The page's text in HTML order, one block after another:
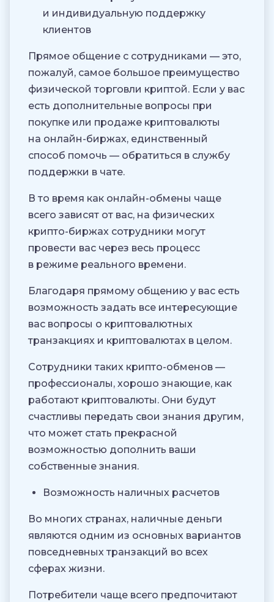
и индивидуальную поддержку
клиентов
Прямое общение с сотрудниками — это,
пожалуй, самое большое преимущество
физической торговли криптой. Если у вас
есть дополнительные вопросы при
покупке или продаже криптовалюты
на онлайн-биржах, единственный
способ помочь — обратиться в службу
поддержки в чате.
В то время как онлайн-обмены чаще
всего зависят от вас, на физических
крипто-биржах сотрудники могут
провести вас через весь процесс
в режиме реального времени.
Благодаря прямому общению у вас есть
возможность задать все интересующие
вас вопросы о криптовалютных
транзакциях и криптовалютах в целом.
Сотрудники таких крипто-обменов —
профессионалы, хорошо знающие, как
работают криптовалюты. Они будут
счастливы передать свои знания другим,
что может стать прекрасной
возможностью дополнить ваши
собственные знания.
Возможность наличных расчетов
Во многих странах, наличные деньги
являются одним из основных вариантов
повседневных транзакций во всех
сферах жизни.
Потребители чаще всего предпочитают